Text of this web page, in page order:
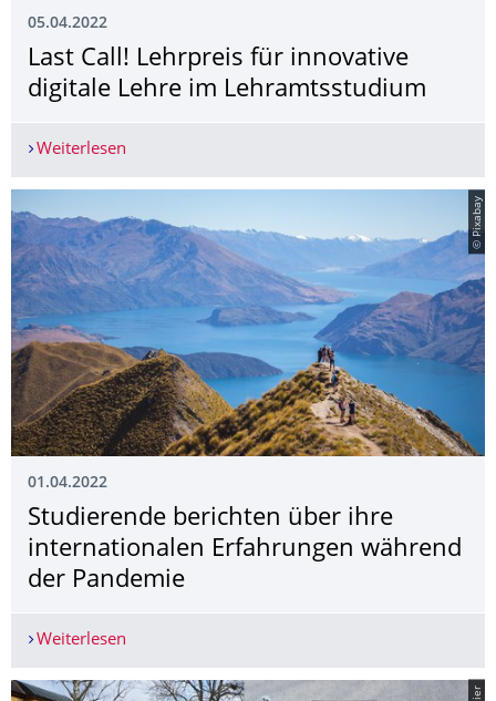
05.04.2022
Last Call! Lehrpreis für innovative
digitale Lehre im Lehramtsstudium
Weiterlesen
© Pixabay
01.04.2022
Studierende berichten über ihre
internationalen Erfahrungen während
der Pandemie
Weiterlesen